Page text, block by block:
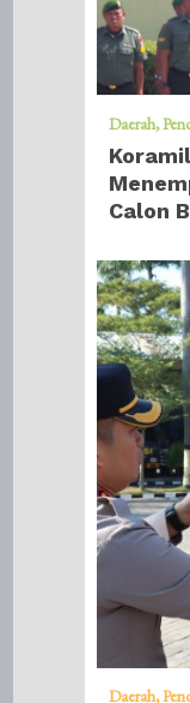
Daerah
Calon
Daerah